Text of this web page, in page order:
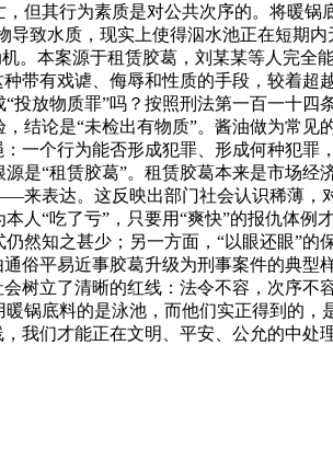
但其行为素质是对公共次序的。将暖锅
致水质，现实上使得泅水池正在短期
。本案源于租赁胶葛，刘某某等人完全
有戏谑、侮辱和性质的手段，较着超
放物质罪”吗？按照刑法第一百一十四
结论是“未检出有物质”。酱油做为常见
一个行为能否形成犯罪、形成何种犯罪
“租赁胶葛”。租赁胶葛本来是市场经
表达。这反映出部门社会认识稀薄，
人“吃了亏”，只要用“爽快”的报仇体例
然知之甚少；另一方面，“以眼还眼”的
俗平易近事胶葛升级为刑事案件的典型
树立了清晰的红线：法令不容，次序不
锅底料的是泳池，而他们实正得到的，
我们才能正在文明、平安、公允的中处